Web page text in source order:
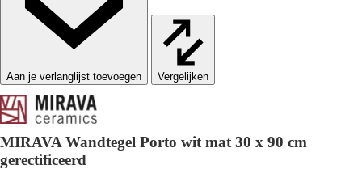
Vergelijken
MIRAVA Wandtegel Porto wit mat 30 x 90 cm
gerectificeerd